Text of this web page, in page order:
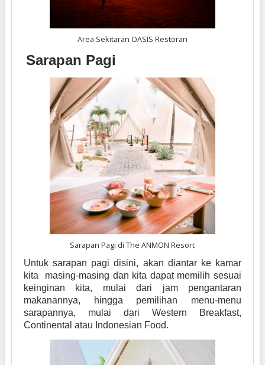
Area Sekitaran OASIS Restoran
Sarapan Pagi
Sarapan Pagi di The ANMON Resort
Untuk sarapan pagi disini, akan diantar ke kamar
kita masing-masing dan kita dapat memilih sesuai
keinginan kita, mulai dari jam pengantaran
makanannya, hingga pemilihan menu-menu
sarapannya, mulai dari Western Breakfast,
Continental atau Indonesian Food.